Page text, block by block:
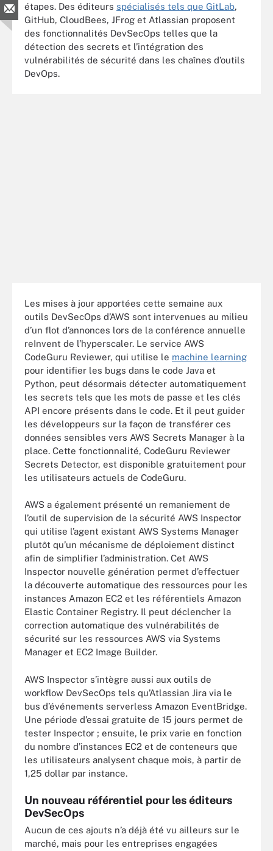
étapes. Des éditeurs spécialisés tels que GitLab,
GitHub, CloudBees, JFrog et Atlassian proposent
des fonctionnalités DevSecOps telles que la
détection des secrets et l’intégration des
vulnérabilités de sécurité dans les chaînes d’outils
DevOps.
Les mises à jour apportées cette semaine aux
outils DevSecOps d’AWS sont intervenues au milieu
d’un flot d’annonces lors de la conférence annuelle
reInvent de l’hyperscaler. Le service AWS
CodeGuru Reviewer, qui utilise le machine learning
pour identifier les bugs dans le code Java et
Python, peut désormais détecter automatiquement
les secrets tels que les mots de passe et les clés
API encore présents dans le code. Et il peut guider
les développeurs sur la façon de transférer ces
données sensibles vers AWS Secrets Manager à la
place. Cette fonctionnalité, CodeGuru Reviewer
Secrets Detector, est disponible gratuitement pour
les utilisateurs actuels de CodeGuru.
AWS a également présenté un remaniement de
l’outil de supervision de la sécurité AWS Inspector
qui utilise l’agent existant AWS Systems Manager
plutôt qu’un mécanisme de déploiement distinct
afin de simplifier l’administration. Cet AWS
Inspector nouvelle génération permet d’effectuer
la découverte automatique des ressources pour les
instances Amazon EC2 et les référentiels Amazon
Elastic Container Registry. Il peut déclencher la
correction automatique des vulnérabilités de
sécurité sur les ressources AWS via Systems
Manager et EC2 Image Builder.
AWS Inspector s’intègre aussi aux outils de
workflow DevSecOps tels qu’Atlassian Jira via le
bus d’événements serverless Amazon EventBridge.
Une période d’essai gratuite de 15 jours permet de
tester Inspector ; ensuite, le prix varie en fonction
du nombre d’instances EC2 et de conteneurs que
les utilisateurs analysent chaque mois, à partir de
1,25 dollar par instance.
Un nouveau référentiel pour les éditeurs
DevSecOps
Aucun de ces ajouts n’a déjà été vu ailleurs sur le
marché, mais pour les entreprises engagées